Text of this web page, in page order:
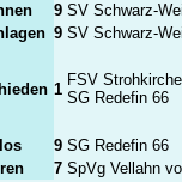
9 SV Schwarz-
9 SV Schwarz-
1
FSV
SG Redefin 66
9 SG Redefin 66
7 SpVg Vellahn